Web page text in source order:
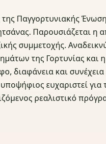
της Παγγορτυνιακής
Παρουσιάζεται η
συμμετοχής.
της Γορτυνίας και
διαφάνεια και
ευχαριστεί για
ρεαλιστικό